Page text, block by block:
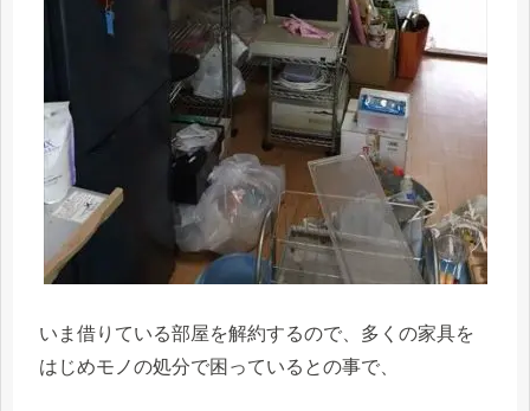
いま借りている部屋を解約するので、多くの家具を
はじめモノの処分で困っているとの事で、